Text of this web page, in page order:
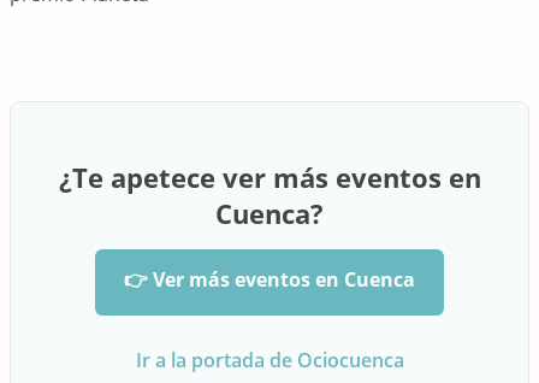
¿Te apetece ver más eventos en
Cuenca?
👉 Ver más eventos en Cuenca
Ir a la portada de Ociocuenca